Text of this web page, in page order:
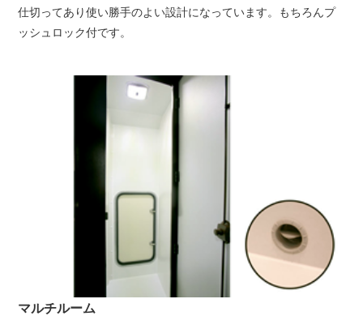
仕切ってあり使い勝手のよい設計になっています。もちろんプ
ッシュロック付です。
マルチルーム